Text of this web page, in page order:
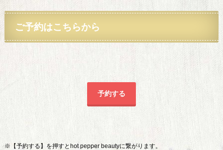
ご予約はこちらから
予約する
※【予約する】を押すとhot pepper beautyに繋がります。